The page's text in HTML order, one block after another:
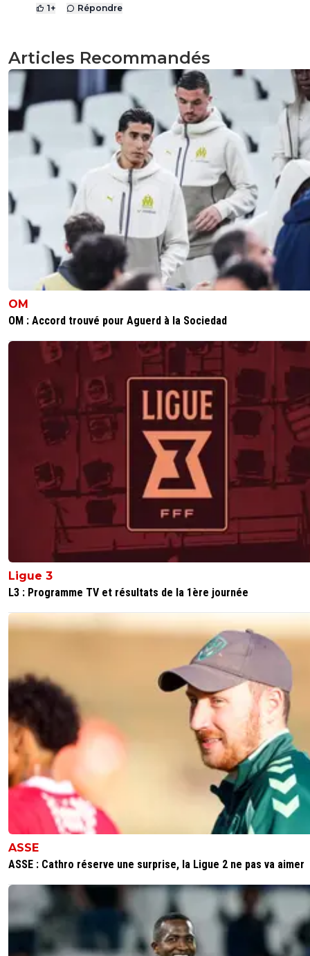
1+ Répondre
Articles Recommandés
OM
OM : Accord trouvé pour Aguerd à la Sociedad
Ligue 3
L3 : Programme TV et résultats de la 1ère journée
ASSE
ASSE : Cathro réserve une surprise, la Ligue 2 ne pas va aimer